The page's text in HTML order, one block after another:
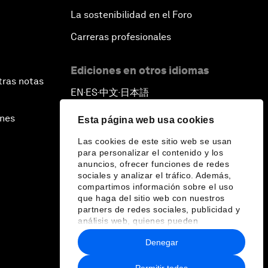
Esta página web usa cookies
Las cookies de este sitio web se usan
para personalizar el contenido y los
anuncios, ofrecer funciones de redes
sociales y analizar el tráfico. Además,
compartimos información sobre el uso
que haga del sitio web con nuestros
partners de redes sociales, publicidad y
análisis web, quienes pueden
combinarla con otra información que les
haya proporcionado o que hayan
recopilado a partir del uso que haya
Denegar
notas
La sostenibilidad en el Foro
Carreras profesionales
Ediciones en otros idiomas
EN ▪ES▪中文▪ 日本語